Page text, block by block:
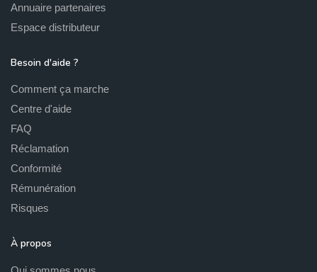
Annuaire partenaires
Espace distributeur
Besoin d'aide ?
Comment ça marche
Centre d'aide
FAQ
Réclamation
Conformité
Rémunération
Risques
À propos